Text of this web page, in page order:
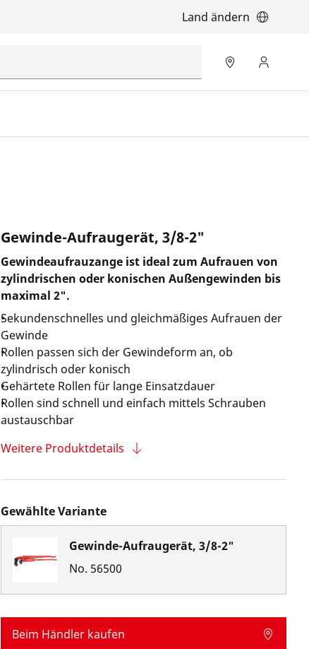
Land ändern
Gewinde-Aufraugerät, 3/8-2"
Gewindeaufrauzange ist ideal zum Aufrauen von
zylindrischen oder konischen Außengewinden bis
maximal 2".
Sekundenschnelles und gleichmäßiges Aufrauen der
Gewinde
Rollen passen sich der Gewindeform an, ob
zylindrisch oder konisch
Gehärtete Rollen für lange Einsatzdauer
Rollen sind schnell und einfach mittels Schrauben
austauschbar
Weitere Produktdetails
Gewählte Variante
Gewinde-Aufraugerät, 3/8-2"
No. 56500
Beim Händler kaufen